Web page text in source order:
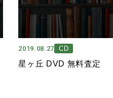
2019.08.27 CD
星ヶ丘 DVD 無料査定